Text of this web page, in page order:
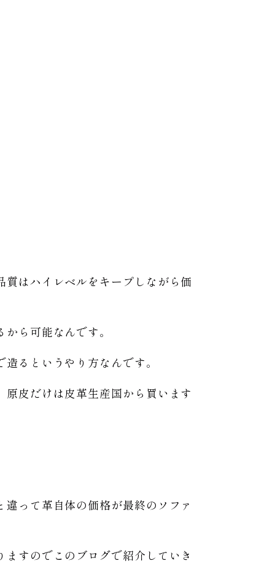
はハイレベルをキープしながら価
ら可能なんです。
るというやり方なんです。
皮だけは皮革生産国から買います
って革自体の価格が最終のソファ
すのでこのブログで紹介していき